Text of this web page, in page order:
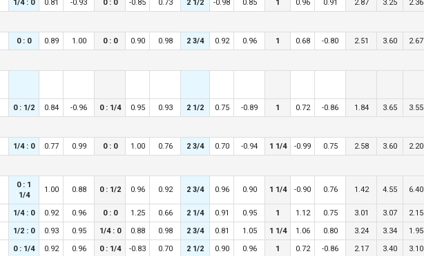
1/4 : 0 0.81 -0.93 0 : 0 -0.85 0.73 2 1/2 -0.98 0.85 1 0.96 0.91 2.87 3.25 2.36
0 : 0 0.89 1.00 0 : 0 0.90 0.98 2 3/4 0.92 0.96 1 0.68 -0.80 2.51 3.60 2.67
0 : 1/2 0.84 -0.96 0 : 1/4 0.95 0.93 2 1/2 0.75 -0.89 1 0.72 -0.86 1.84 3.65 3.55
1/4 : 0 0.77 0.99 0 : 0 1.00 0.76 2 3/4 0.70 -0.94 1 1/4 -0.99 0.75 2.58 3.60 2.20
0 : 1
1/4
1.00 0.88 0 : 1/2 0.96 0.92 2 3/4 0.96 0.90 1 1/4 -0.90 0.76 1.42 4.55 6.40
1/4 : 0 0.92 0.96 0 : 0 1.25 0.66 2 1/4 0.91 0.95 1 1.12 0.75 3.01 3.07
2.15
1/2 : 0 0.93 0.95 1/4 : 0 0.88 0.98 2 3/4 0.81 1.05 1 1/4 1.06 0.80 3.24 3.34
1.95
0 : 1/4 0.92 0.96 0 : 1/4 -0.83 0.70 2 1/2 0.90 0.96 1 0.72 -0.86 2.17 3.40
3.10